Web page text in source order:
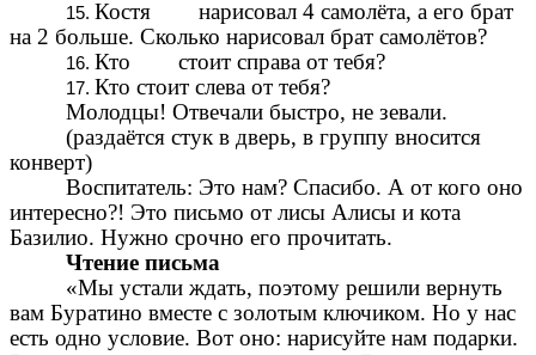
Костя нарисовал 4 самолёта, а его брат
на 2 больше. Сколько нарисовал брат самолётов?
Кто стоит справа от тебя?
Кто стоит слева от тебя?
Молодцы! Отвечали быстро, не зевали.
(раздаётся стук в дверь, в группу вносится
конверт)
Воспитатель: Это нам? Спасибо. А от кого оно
интересно?! Это письмо от лисы Алисы и кота
Базилио. Нужно срочно его прочитать.
Чтение письма
«Мы устали ждать, поэтому решили вернуть
вам Буратино вместе с золотым ключиком. Но у нас
есть одно условие. Вот оно: нарисуйте нам подарки.